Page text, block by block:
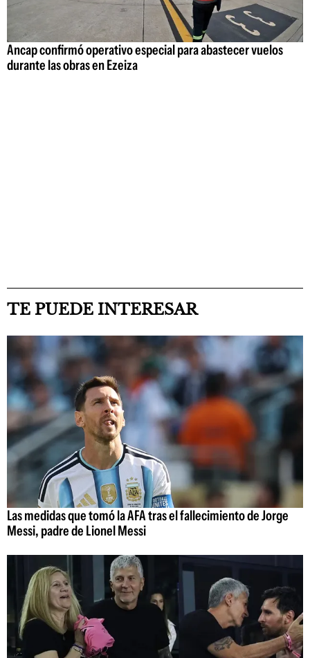
Ancap confirmó operativo especial para abastecer vuelos
durante las obras en Ezeiza
TE PUEDE INTERESAR
Las medidas que tomó la AFA tras el fallecimiento de Jorge
Messi, padre de Lionel Messi